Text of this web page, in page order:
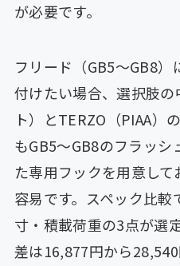
が必要です。
フリード（GB5〜GB8
付けたい場合、選択肢
ト）とTERZO（PIAA）
もGB5〜GB8のフラッ
た専用フックを用意し
容易です。スペック比
寸・積載荷重の3点が選
差は16,877円から